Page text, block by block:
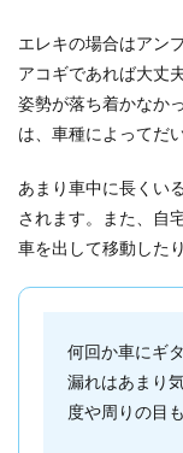
エレキの場合はアン
アコギであれば大丈
姿勢が落ち着かなか
は、車種によってだ
あまり車中に長くい
されます。また、自
車を出して移動した
何回か車にギ
漏れはあまり
度や周りの目